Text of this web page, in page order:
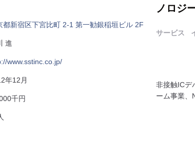
ノロジ
サービス
非接触ICデ
ーム事業、
都新宿区下宮比町 2-1 第一勧銀稲垣ビル 2F
進
www.sstinc.co.jp/
年12月
千円